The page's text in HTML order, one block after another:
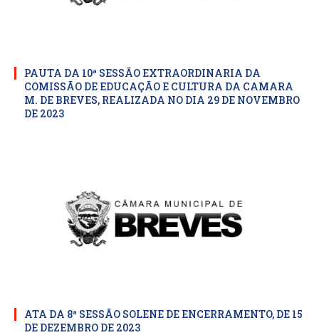
PAUTA DA 10ª SESSÃO EXTRAORDINARIA DA
COMISSÃO DE EDUCAÇÃO E CULTURA DA CAMARA
M. DE BREVES, REALIZADA NO DIA 29 DE NOVEMBRO
DE 2023
ATA DA 8ª SESSÃO SOLENE DE ENCERRAMENTO, DE 15
DE DEZEMBRO DE 2023